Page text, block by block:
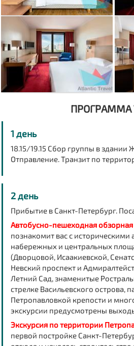
ПРОГРАММА
1 день
18.15/19.15 Сбор группы в здании
Отправление. Транзит по
2 день
Прибытие в Санкт-Петербург.
Автобусно-пешеходная обзорная
познакомит вас с историческими
набережных и центральных
(Дворцовой, Исаакиевской,
Невский проспект и
Летний Сад, знаменитые
стрелке Васильевского острова,
Петропавловкой крепости и
экскурсии предусмотрены
Экскурсия по территории
первой постройке Санкт-